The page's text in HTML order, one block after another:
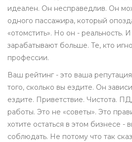
идеален. Он несправедлив. Он
одного пассажира, который
«отомстить». Но он - реальность.
зарабатывают больше. Те, кто
профессии.
Ваш рейтинг - это ваша
того, сколько вы ездите. Он
ездите. Приветствие. Чистота.
работы. Это не «советы». Это
хотите остаться в этом бизнесе -
соблюдать. Не потому что так